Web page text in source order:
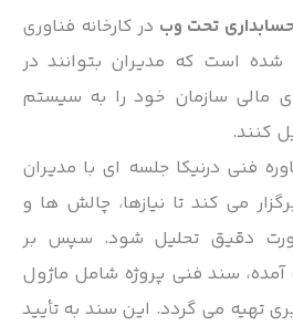
تحت وبدر کارخانه فناوری
است که مدیران بتوانند در
مالی سازمان خود را به سیستم
فنی درنیکا جلسه ای با مدیران
می کند تا نیازها، چالش ها و
دقیق تحلیل شود. سپس بر
سند فنی پروژه شامل ماژول
تهیه می گردد. این سند به تأیید